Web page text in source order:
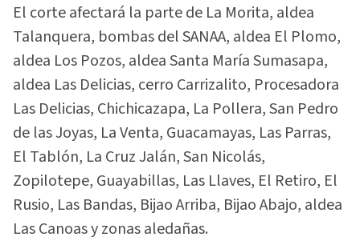
El corte afectará la parte de La Morita, aldea
Talanquera, bombas del SANAA, aldea El Plomo,
aldea Los Pozos, aldea Santa María Sumasapa,
aldea Las Delicias, cerro Carrizalito, Procesadora
Las Delicias, Chichicazapa, La Pollera, San Pedro
de las Joyas, La Venta, Guacamayas, Las Parras,
El Tablón, La Cruz Jalán, San Nicolás,
Zopilotepe, Guayabillas, Las Llaves, El Retiro, El
Rusio, Las Bandas, Bijao Arriba, Bijao Abajo, aldea
Las Canoas y zonas aledañas.